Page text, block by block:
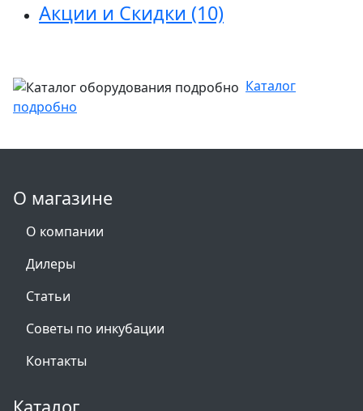
Акции и Скидки (10)
Каталог
подробно
О магазине
О компании
Дилеры
Статьи
Советы по инкубации
Контакты